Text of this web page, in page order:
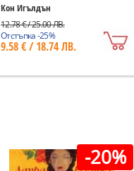
Кон Игълдън
12.78 € / 25.00 ЛВ.
Отстъпка -25%
9.58 € / 18.74 ЛВ.
-20%